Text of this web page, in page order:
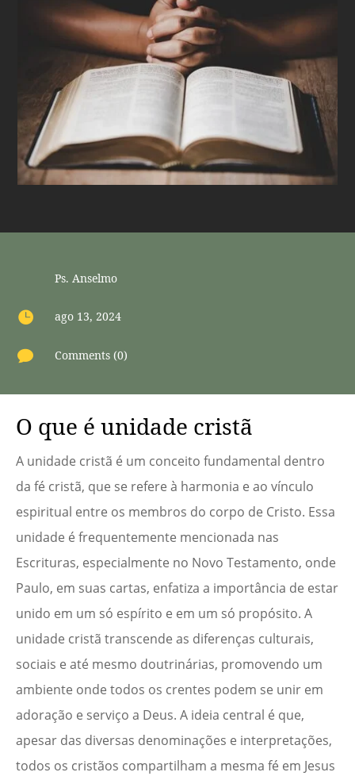
Ps. Anselmo
 ago 13, 2024
 Comments (0)
O que é unidade cristã
A unidade cristã é um conceito fundamental dentro
da fé cristã, que se refere à harmonia e ao vínculo
espiritual entre os membros do corpo de Cristo. Essa
unidade é frequentemente mencionada nas
Escrituras, especialmente no Novo Testamento, onde
Paulo, em suas cartas, enfatiza a importância de estar
unido em um só espírito e em um só propósito. A
unidade cristã transcende as diferenças culturais,
sociais e até mesmo doutrinárias, promovendo um
ambiente onde todos os crentes podem se unir em
adoração e serviço a Deus. A ideia central é que,
apesar das diversas denominações e interpretações,
todos os cristãos compartilham a mesma fé em Jesus